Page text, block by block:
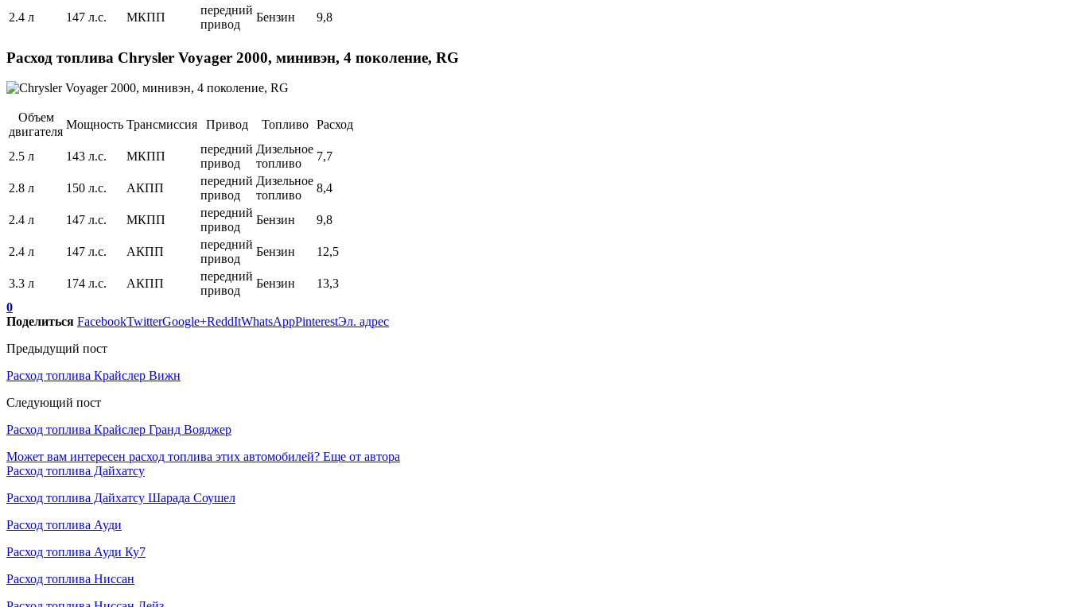
2.4 л 147 л.с. МКПП
передний
привод
Бензин 9,8
Расход топлива Chrysler Voyager 2000, минивэн, 4 поколение, RG
Объем
двигателя
Мощность Трансмиссия Привод Топливо Расход
2.5 л 143 л.с. МКПП
передний
привод
Дизельное
топливо
7,7
2.8 л 150 л.с. АКПП
передний
привод
Дизельное
топливо
8,4
2.4 л 147 л.с. МКПП
передний
привод
Бензин 9,8
2.4 л 147 л.с. АКПП
передний
привод
Бензин 12,5
3.3 л 174 л.с. АКПП
передний
привод
Бензин
13,3
0
Поделиться FacebookTwitterGoogle+ReddItWhatsAppPinterestЭл. адрес
Предыдущий пост
Расход топлива Крайслер Вижн
Следующий пост
Расход топлива Крайслер Гранд Вояджер
Может вам интересен расход топлива этих автомобилей? Еще от автора
Расход топлива Дайхатсу
Расход топлива Дайхатсу Шарада Соушел
Расход топлива Ауди
Расход топлива Ауди Ку7
Расход топлива Ниссан